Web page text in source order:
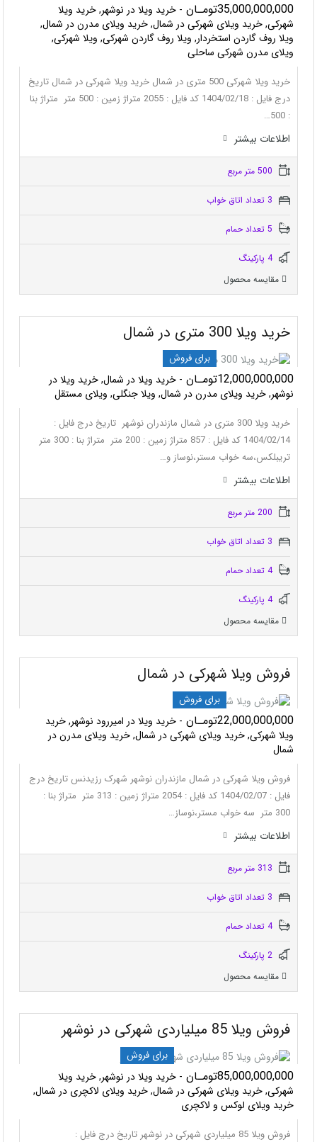
35,000,000,000تومـان
- خرید ویلا در نوشهر, خرید ویلا
شهرکی, خرید ویلای شهرکی در شمال, خرید ویلای مدرن در شمال,
ویلا روف گاردن استخردار, ویلا روف گاردن شهرکی, ویلا شهرکی,
ویلای مدرن شهرکی ساحلی
خرید ویلا شهرکی 500 متری در شمال خرید ویلا شهرکی در شمال تاریخ
درج فایل : 1404/02/18 کد فایل : 2055 متراژ زمین : 500 متر متراژ بنا
: 500…
اطلاعات بيشتر
4 پاركينگ
مقایسه محصول
خرید ویلا 300 متری در شمال
برای فروش
12,000,000,000تومـان
- خرید ویلا در شمال, خرید ویلا در
نوشهر, خرید ویلای مدرن در شمال, ویلا جنگلی, ویلای مستقل
خرید ویلا 300 متری در شمال مازندران نوشهر تاریخ درج فایل :
1404/02/14 کد فایل : 857 متراژ زمین : 200 متر متراژ بنا : 300 متر
تریبلکس،سه خواب مستر،نوساز و…
اطلاعات بيشتر
4 تعداد حمام
4 پاركينگ
مقایسه محصول
فروش ویلا شهرکی در شمال
برای فروش
22,000,000,000تومـان
- خرید ویلا در امیررود نوشهر, خرید
ویلا شهرکی, خرید ویلای شهرکی در شمال, خرید ویلای مدرن در
شمال
فروش ویلا شهرکی در شمال مازندران نوشهر شهرک رزیدنس تاریخ درج
فایل : 1404/02/07 کد فایل : 2054 متراژ زمین : 313 متر متراژ بنا :
300 متر سه خواب مستر،نوساز…
اطلاعات بيشتر
4 تعداد حمام
مقایسه محصول
فروش ویلا 85 میلیاردی شهرکی در نوشهر
برای فروش
85,000,000,000تومـان
- خرید ویلا در نوشهر, خرید ویلا
شهرکی, خرید ویلای شهرکی در شمال, خرید ویلای لاکچری در شمال,
خرید ویلای لوکس و لاکچری
فروش ویلا 85 میلیاردی شهرکی در نوشهر تاریخ درج فایل :